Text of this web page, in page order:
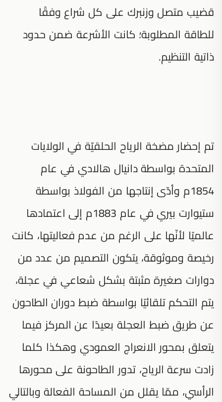
قضيب متصل وزنبرك على كل شراع وفقًا
للطاقة المطلوبة؛ كانت الأشرعة ضمن حدود
ذاتية التنظيم.
تم إحضار مضخة الرياح الحلقيّة في الولايات
المتحدة بواسطة دانيال هالادي في عام
1854م وأدّى إنتاجها من الفولاذ بواسطة
ستيوارت بيري في عام 1883م إلى اعتمادها
عالميًا لأنّها على الرغم من عدم فعاليتها، كانت
رخيصة وموثوقة، يتكون التصميم من عدد من
دوارات صغيرة مثبتة بشكل شعاعي في عجلة،
يتم التحكم تلقائيًا بواسطة ضبط دوران الطاحون
عن طريق ضبط العجلة بعيدًا عن المركز فيما
يتعلق بمحور الانعراج العمودي وهكذا كلما
زادت سرعة الرياح، تدور الطاحونة على محورها
الرأسي، ممّا يقلل من المساحة الفعالة وبالتالي